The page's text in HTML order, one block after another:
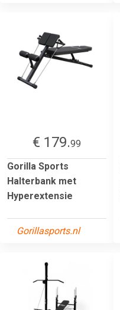
€ 179.99
Gorilla Sports
Halterbank met
Hyperextensie
Gorillasports.nl